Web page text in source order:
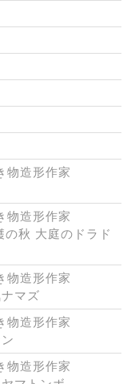
物造形作家
物造形作家
秋 大庭のドラド
物造形作家
マズ
物造形作家
物造形作家